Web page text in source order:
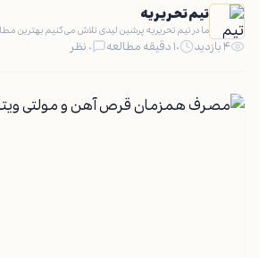
تیم تحریریه
ما در تیم تحریریه پرشین لیدی تلاش می‌کنیم بهترین
۴ بازدید ۱۰ دقیقه مطالعه ۰ نظر